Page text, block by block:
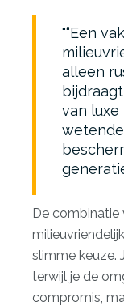
“Een
alleen
van luxe
De combinatie
slimme keuze.
terwijl je de
compromis,